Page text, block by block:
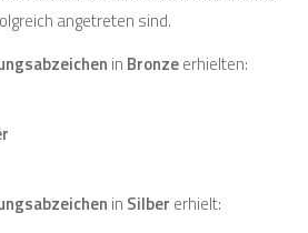
angetreten sind.
in Bronzeerhielten:
in Silber erhielt: